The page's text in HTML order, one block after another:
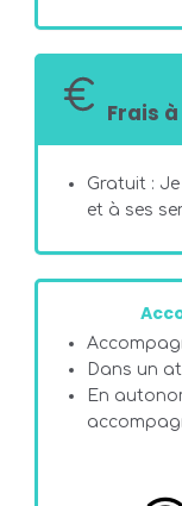
Frais
Gratuit :
et à ses
Dans un
En